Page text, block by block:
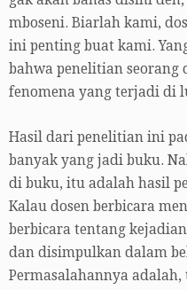
mboseni. Biarlah kami,
ini penting buat kami.
bahwa penelitian seorang
fenomena yang terjadi di
Hasil dari penelitian ini
banyak yang jadi buku.
di buku, itu adalah hasil
Kalau dosen berbicara
berbicara tentang
dan disimpulkan dalam
Permasalahannya